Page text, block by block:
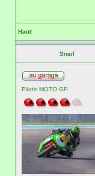
Haut
Snail
Pilote MOTO GP